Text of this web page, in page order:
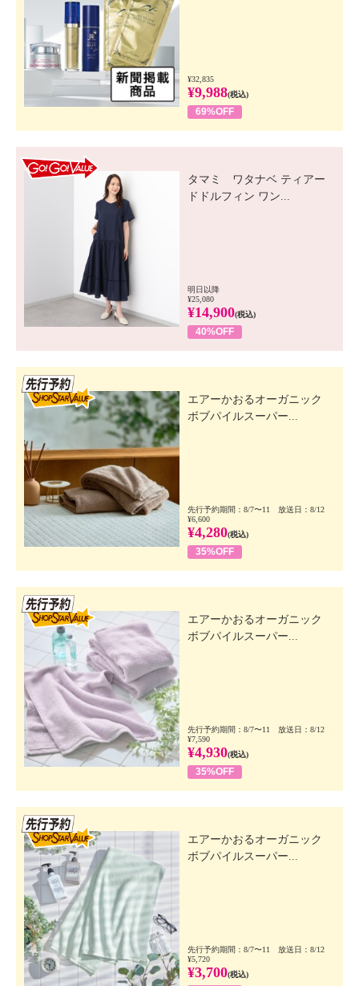
¥32,835
¥9,988(税込)
69%OFF
タマミ ワタナベ ティアー
ドドルフィン ワン...
明日以降
¥25,080
¥14,900(税込)
40%OFF
エアーかおるオーガニック
ボブパイルスーパー...
先行予約期間：8/7〜11 放送日：8/12
¥6,600
¥4,280(税込)
35%OFF
エアーかおるオーガニック
ボブパイルスーパー...
先行予約期間：8/7〜11 放送日：8/12
¥7,590
¥4,930(税込)
35%OFF
エアーかおるオーガニック
ボブパイルスーパー...
先行予約期間：8/7〜11 放送日：8/12
¥5,720
¥3,700(税込)